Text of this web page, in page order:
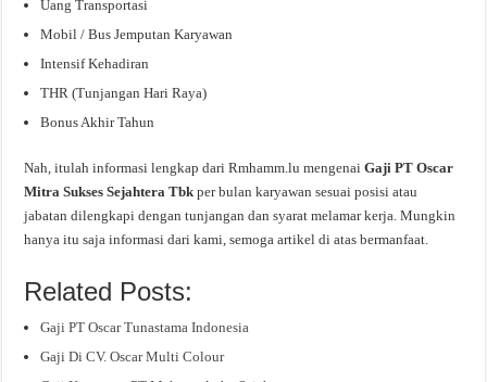
Uang Transportasi
Mobil / Bus Jemputan Karyawan
Intensif Kehadiran
THR (Tunjangan Hari Raya)
Bonus Akhir Tahun
Nah, itulah informasi lengkap dari Rmhamm.lu mengenaiGaji PT Oscar
Mitra Sukses Sejahtera Tbkper bulan karyawan sesuai posisi atau
jabatan dilengkapi dengan tunjangan dan syarat melamar kerja. Mungkin
hanya itu saja informasi dari kami, semoga artikel di atas bermanfaat.
Related Posts:
Gaji PT Oscar Tunastama Indonesia
Gaji Di CV. Oscar Multi Colour